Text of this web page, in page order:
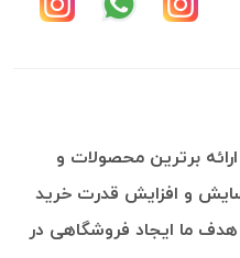
برترین محصولات و
و افزایش قدرت خرید
ما ایجاد فروشگاهی در